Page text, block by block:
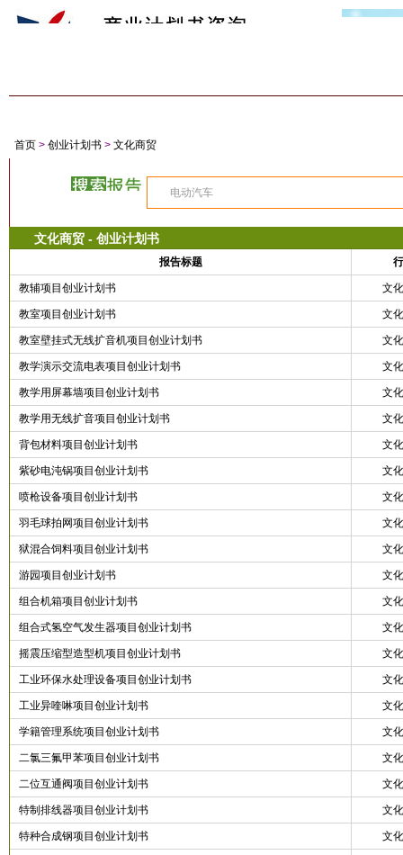
首页 > 创业计划书 > 文化商贸
文化商贸 - 创业计划书
报告标题
教辅项目创业计划书 文
教室项目创业计划书 文
教室壁挂式无线扩音机项目创业计划书 文
教学演示交流电表项目创业计划书 文
教学用屏幕墙项目创业计划书 文
教学用无线扩音项目创业计划书 文
背包材料项目创业计划书 文
紫砂电沌锅项目创业计划书 文
喷枪设备项目创业计划书 文
羽毛球拍网项目创业计划书 文
狱混合饲料项目创业计划书 文
游园项目创业计划书 文
组合机箱项目创业计划书 文
组合式氢空气发生器项目创业计划书 文
摇震压缩型造型机项目创业计划书 文
工业环保水处理设备项目创业计划书 文
工业异喹啉项目创业计划书 文
学籍管理系统项目创业计划书 文
二氯三氟甲苯项目创业计划书 文
二位互通阀项目创业计划书 文
特制排线器项目创业计划书 文
特种合成钢项目创业计划书 文